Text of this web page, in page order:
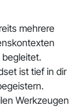
mehrere
ist tief in dir
Werkzeugen